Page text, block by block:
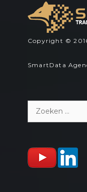
Copyright ©
SmartData
naar: